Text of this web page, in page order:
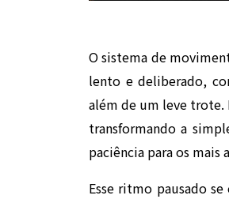
O sistema de
lento e deliberado,
além de um leve trote.
transformando a
paciência para os mais
Esse ritmo pausado